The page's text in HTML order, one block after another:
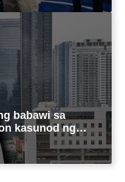
babawi sa
kasunod ng
East war,